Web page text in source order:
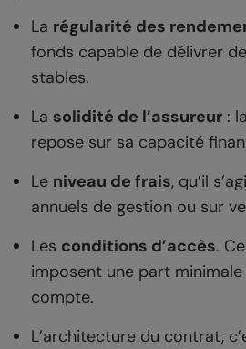
La régularité des
fonds capable de délivrer
stables.
La solidité de l’assureur :
repose sur sa capacité
Le niveau de frais, qu’il
annuels de gestion ou sur
Les conditions d’accès.
imposent une part
compte.
L’architecture du contrat,